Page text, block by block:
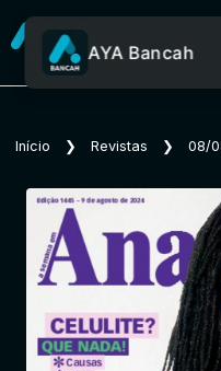
AYA Bancah
Início ❯ Revistas ❯ 08/